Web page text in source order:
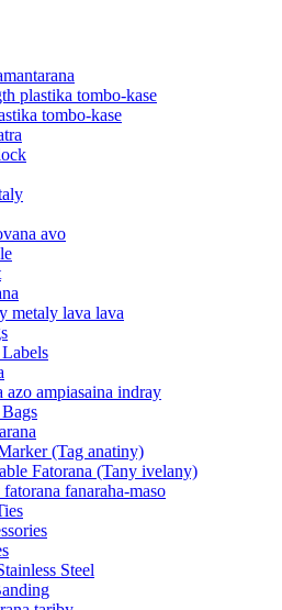
plastika tombo-kase
tombo-kase
avo
metaly lava lava
ampiasaina indray
(Tag anatiny)
Fatorana (Tany ivelany)
fanaraha-maso
Steel